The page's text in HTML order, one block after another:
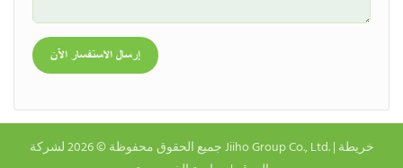
إرسال الاستفسار الآن
جميع الحقوق محفوظة © 2026 لشركة Jiiho Group Co., Ltd. |